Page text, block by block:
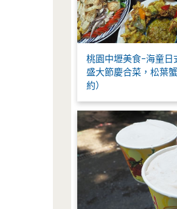
桃園中壢美食-海童
盛大節慶合菜，松葉
約）